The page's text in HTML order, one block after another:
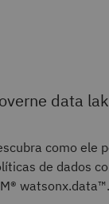
data
como ele
de dados
watsonx.data™.